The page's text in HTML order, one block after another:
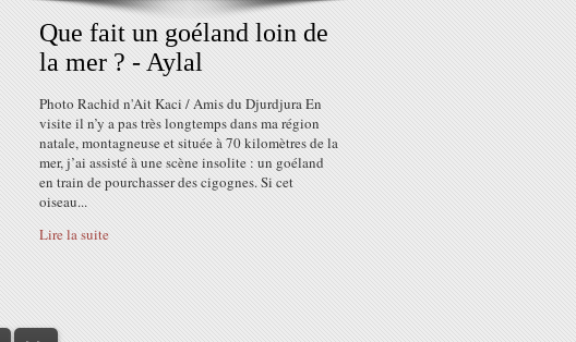
Que fait un goéland loin de
la mer ? - Aylal
Photo Rachid n'Ait Kaci / Amis du Djurdjura En
visite il n’y a pas très longtemps dans ma région
natale, montagneuse et située à 70 kilomètres de la
mer, j’ai assisté à une scène insolite : un goéland
en train de pourchasser des cigognes. Si cet
oiseau...
Lire la suite